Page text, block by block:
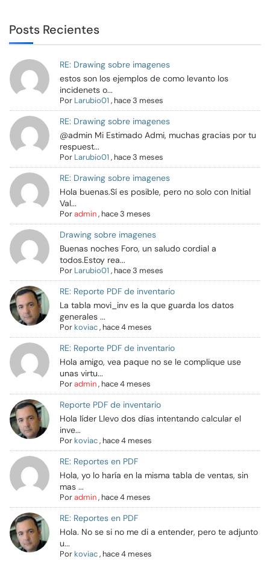
Posts Recientes
RE: Drawing sobre imagenes
estos son los ejemplos de como levanto los
incidenets o...
Por Larubio01 , hace 3 meses
RE: Drawing sobre imagenes
@admin Mi Estimado Admi, muchas gracias por tu
respuest...
Por Larubio01 , hace 3 meses
RE: Drawing sobre imagenes
Hola buenas.Sí es posible, pero no solo con Initial
Val...
Poradmin, hace 3 meses
Drawing sobre imagenes
Buenas noches Foro, un saludo cordial a
todos.Estoy rea...
Por Larubio01 , hace 3 meses
RE: Reporte PDF de inventario
La tabla movi_inv es la que guarda los datos
generales ...
Por koviac, hace 4 meses
RE: Reporte PDF de inventario
Hola amigo, vea paque no se le complique use
unas virtu...
Poradmin, hace 4 meses
Reporte PDF de inventario
Hola líder Llevo dos días intentando calcular el
inve...
Por koviac, hace 4 meses
RE: Reportes en PDF
Hola, yo lo haría en la misma tabla de ventas, sin
mas ...
Poradmin, hace 4 meses
RE: Reportes en PDF
Hola. No se si no me di a entender, pero te adjunto
u...
Por koviac, hace 4 meses